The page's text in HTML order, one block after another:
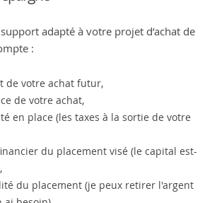
adapté à votre projet d’achat de
:
de votre achat futur,
de votre achat,
en place (les taxes à la sortie de votre
du placement visé (le capital est-
du placement (je peux retirer l'argent